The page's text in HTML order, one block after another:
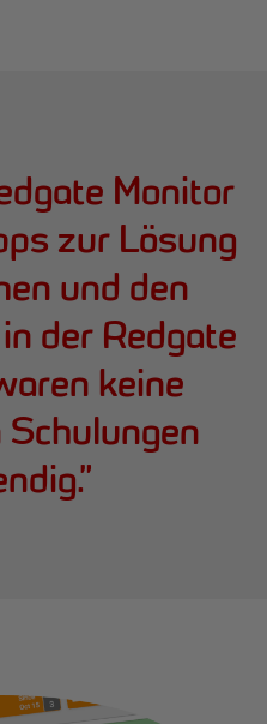
Monitor
zur Lösung
und den
der Redgate
keine
”